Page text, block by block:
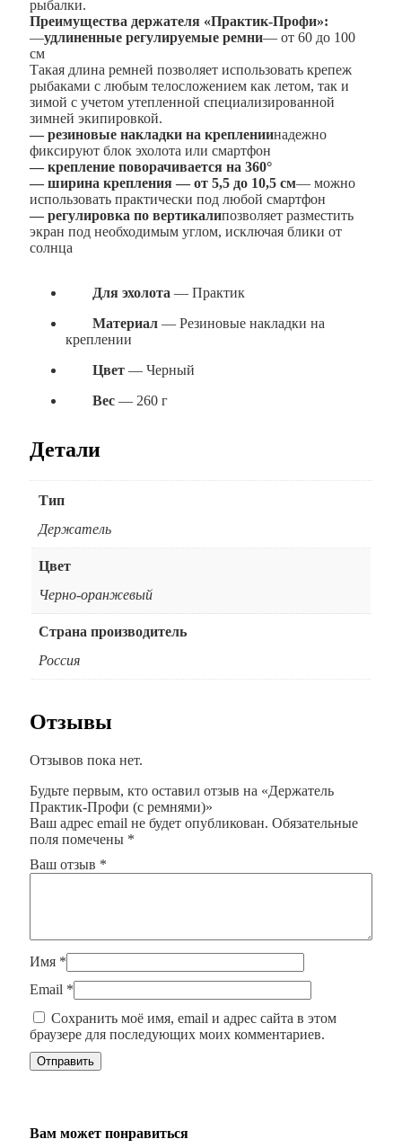
рыбалки.
Преимущества держателя «Практик-Профи»:
—удлиненные регулируемые ремни— от 60 до 100
см
Такая длина ремней позволяет использовать крепеж
рыбаками с любым телосложением как летом, так и
зимой с учетом утепленной специализированной
зимней экипировкой.
— резиновые накладки на креплениинадежно
фиксируют блок эхолота или смартфон
— крепление поворачивается на 360°
— ширина крепления — от 5,5 до 10,5 см— можно
использовать практически под любой смартфон
— регулировка по вертикалипозволяет разместить
экран под необходимым углом, исключая блики от
солнца
Для эхолота — Практик
Материал — Резиновые накладки на
креплении
Цвет — Черный
Вес — 260 г
Детали
Тип
Держатель
Цвет
Черно-оранжевый
Страна производитель
Россия
Отзывы
Отзывов пока нет.
Будьте первым, кто оставил отзыв на «Держатель
Практик-Профи (с ремнями)»
Ваш адрес email не будет опубликован. Обязательные
поля помечены *
Ваш отзыв *
Имя *
Email *
Сохранить моё имя, email и адрес сайта в этом
браузере для последующих моих комментариев.
Вам может понравиться